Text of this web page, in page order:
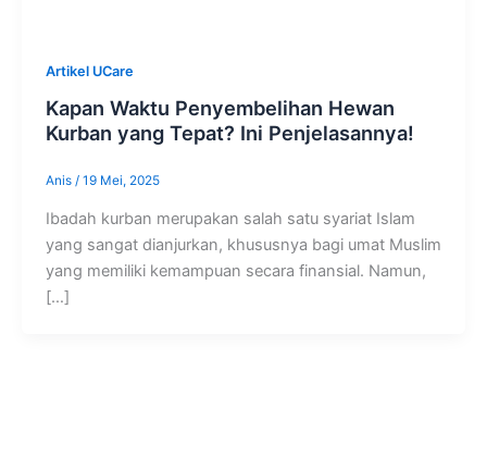
Artikel UCare
Kapan Waktu Penyembelihan Hewan
Kurban yang Tepat? Ini Penjelasannya!
Anis / 19 Mei, 2025
Ibadah kurban merupakan salah satu syariat Islam
yang sangat dianjurkan, khususnya bagi umat Muslim
yang memiliki kemampuan secara finansial. Namun,
[…]